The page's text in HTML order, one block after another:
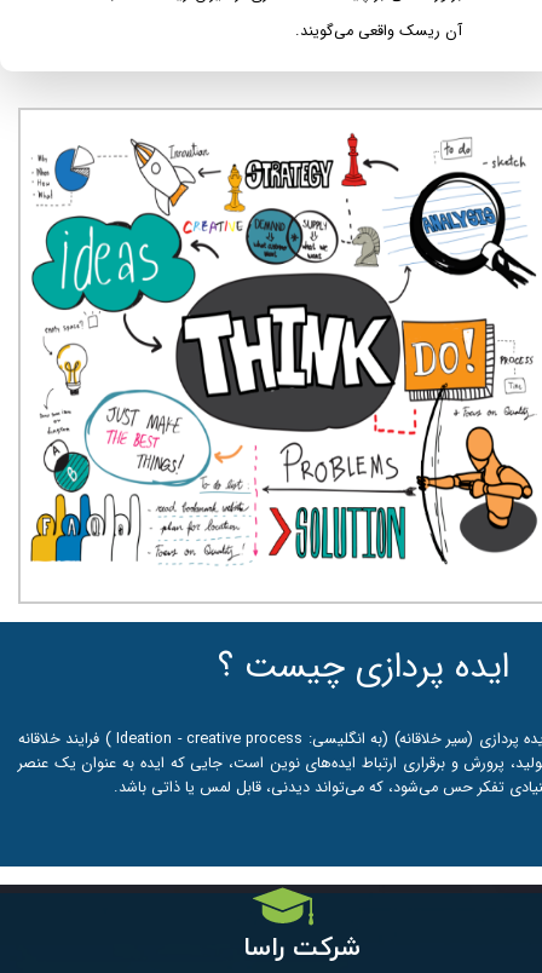
آن ریسک واقعی می‌گویند.
ایده پردازی چیست ؟
ایده پردازی (سیر خلاقانه) (به انگلیسی: Ideation - creative process ) فرایند خلاقانه
پرورش و برقراری ارتباط ایده‌های نوین است، جایی که ایده به عنوان یک عنصر
تفکر حس می‌شود، که می‌تواند دیدنی، قابل لمس یا ذاتی باشد.
شرکت راسا